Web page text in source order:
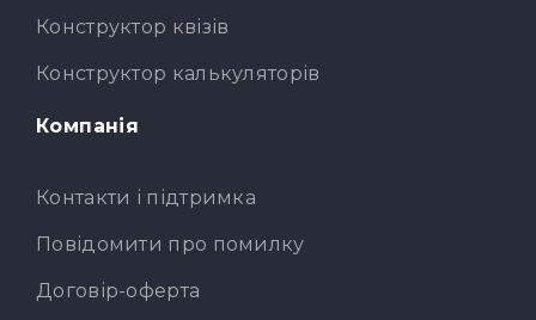
Конструктор квізів
Конструктор калькуляторів
Компанія
Контакти і підтримка
Повідомити про помилку
Договір-оферта